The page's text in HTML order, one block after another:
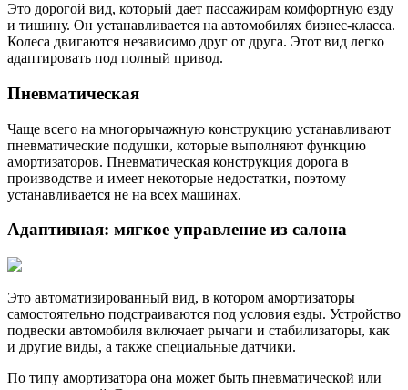
Это дорогой вид, который дает пассажирам комфортную езду
и тишину. Он устанавливается на автомобилях бизнес-класса.
Колеса двигаются независимо друг от друга. Этот вид легко
адаптировать под полный привод.
Пневматическая
Чаще всего на многорычажную конструкцию устанавливают
пневматические подушки, которые выполняют функцию
амортизаторов. Пневматическая конструкция дорога в
производстве и имеет некоторые недостатки, поэтому
устанавливается не на всех машинах.
Адаптивная: мягкое управление из салона
Это автоматизированный вид, в котором амортизаторы
самостоятельно подстраиваются под условия езды. Устройство
подвески автомобиля включает рычаги и стабилизаторы, как
и другие виды, а также специальные датчики.
По типу амортизатора она может быть пневматической или